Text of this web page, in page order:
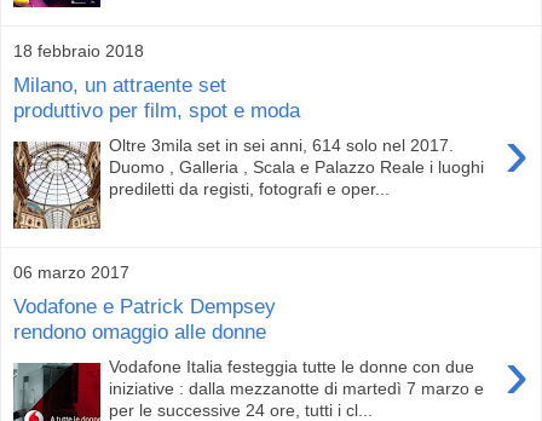
18 febbraio 2018
Milano, un attraente set
produttivo per film, spot e moda
›
Oltre 3mila set in sei anni, 614 solo nel 2017.
Duomo , Galleria , Scala e Palazzo Reale i luoghi
prediletti da registi, fotografi e oper...
06 marzo 2017
Vodafone e Patrick Dempsey
rendono omaggio alle donne
›
Vodafone Italia festeggia tutte le donne con due
iniziative : dalla mezzanotte di martedì 7 marzo e
per le successive 24 ore, tutti i cl...